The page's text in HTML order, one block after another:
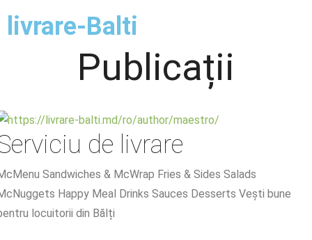
livrare-Balti
Publicații
de livrare
Sandwiches & McWrap Fries & Sides Salads
Happy Meal Drinks Sauces Desserts Vești bune
locuitorii din Bălți